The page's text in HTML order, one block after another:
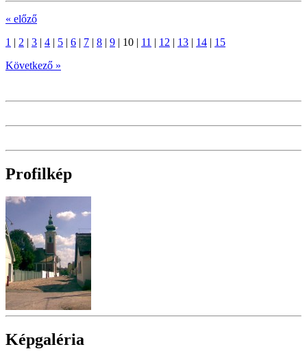
« előző
1 | 2 | 3 | 4 | 5 | 6 | 7 | 8 | 9 | 10 | 11 | 12 | 13 | 14 | 15
Következő »
Profilkép
Képgaléria